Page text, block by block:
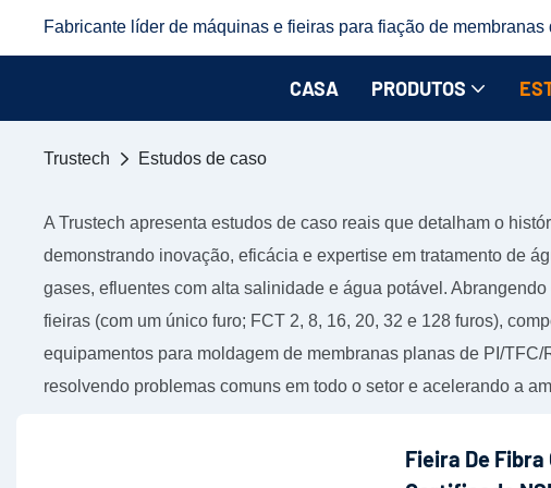
Fabricante líder de máquinas e fieiras para fiação de membranas
CASA PRODUTOS
Trustech Estudos de caso
A Trustech apresenta estudos de caso reais que detalham o
demonstrando inovação, eficácia e expertise em tratamento de
gases, efluentes com alta salinidade e água potável.
fieiras (com um único furo; FCT 2, 8, 16, 20, 32 e 128 furos),
equipamentos para moldagem de membranas planas de PI/
resolvendo problemas comuns em todo o setor e acelerando a
Fieira De Fibra